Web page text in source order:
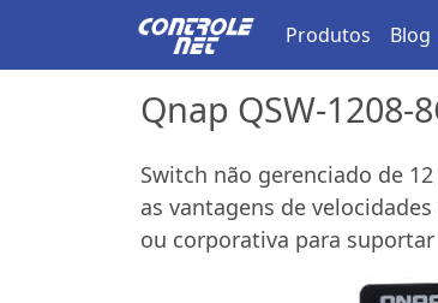
Produtos Blog
Qnap QSW-1208-
Switch não gerenciado de
as vantagens de
ou corporativa para suportar